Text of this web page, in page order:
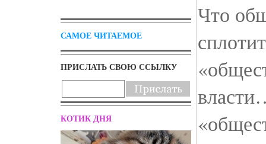
САМОЕ ЧИТАЕМОЕ
ПРИСЛАТЬ СВОЮ ССЫЛКУ
КОТИК ДНЯ
Что